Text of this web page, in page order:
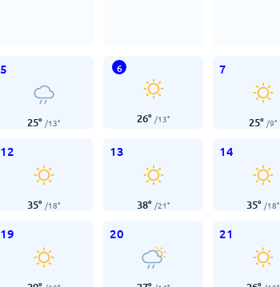
5
25° /13°
6
26° /13°
7
25° /9°
12
35° /18°
13
38° /21°
14
35° /18°
19 20 21